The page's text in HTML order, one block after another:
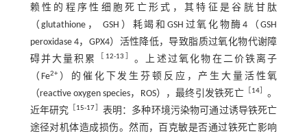
赖性的程序性细胞死亡形式，其特征是谷胱甘肽
（glutathione， GSH）耗竭和GSH过氧化物酶4（GSH
peroxidase 4，GPX4）活性降低，导致脂质过氧化物代谢障
碍并大量积累
12-13
。上述过氧化物在二价铁离子
（Fe2+）的催化下发生芬顿反应，产生大量活性氧
（reactive oxygen species，ROS），最终引发铁死亡［ 14］ 。
近年研究
15-17
表明：多种环境污染物可通过诱导铁死亡
途径对机体造成损伤。然而，百克敏是否通过铁死亡影响